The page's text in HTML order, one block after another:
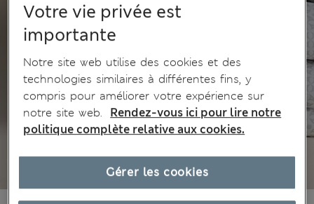
Votre vie privée est
importante
Notre site web utilise des cookies et des
technologies similaires à différentes fins, y
compris pour améliorer votre expérience sur
notre site web.
Rendez-vous ici pour lire notre
politique complète relative aux cookies.
Gérer les cookies